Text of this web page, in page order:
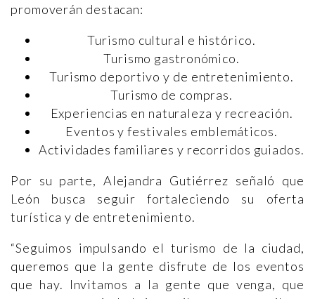
promoverán destacan:
Turismo cultural e histórico.
Turismo gastronómico.
Turismo deportivo y de entretenimiento.
Turismo de compras.
Experiencias en naturaleza y recreación.
Eventos y festivales emblemáticos.
Actividades familiares y recorridos guiados.
Por su parte, Alejandra Gutiérrez señaló que
León busca seguir fortaleciendo su oferta
turística y de entretenimiento.
“Seguimos impulsando el turismo de la ciudad,
queremos que la gente disfrute de los eventos
que hay. Invitamos a la gente que venga, que